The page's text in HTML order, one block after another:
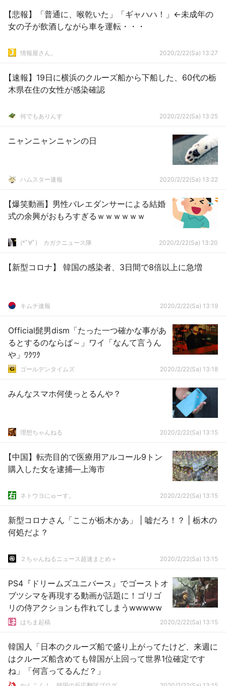
【悲報】「普通に、喉乾いた」「ギャハハ！」←未成年の
女の子が飲酒しながら車を運転・・・
情報屋さん。 2020/2/22(Sa) 13:27
【速報】19日に横浜のクルーズ船から下船した、60代の栃
木県在住の女性が感染確認
何でもありんす 2020/2/22(Sa) 13:25
ニャンニャンニャンの日
ハムスター速報 2020/2/22(Sa) 13:22
【爆笑動画】男性バレエダンサーによる結婚
式の余興がおもろすぎるｗｗｗｗｗｗ
(*ﾟ∀ﾟ)ゞカガクニュース隊 2020/2/22(Sa) 13:20
【新型コロナ】 韓国の感染者、3日間で8倍以上に急増
キムチ速報 2020/2/22(Sa) 13:19
Official髭男dism「たった一つ確かな事があ
るとするのならば～」ワイ「なんて言うん
や」ﾜｸﾜｸ
ゴールデンタイムズ 2020/2/22(Sa) 13:18
みんなスマホ何使っとるんや？
理想ちゃんねる 2020/2/22(Sa) 13:15
【中国】転売目的で医療用アルコール9トン
購入した女を逮捕―上海市
ネトウヨにゅーす。 2020/2/22(Sa) 13:15
新型コロナさん「ここが栃木かあ」 | 嘘だろ！？ | 栃木の
何処だよ？
２ちゃんねるニュース超速まとめ＋ 2020/2/22(Sa) 13:15
PS4『ドリームズユニバース』でゴーストオ
ブツシマを再現する動画が話題に！ゴリゴ
リの侍アクションも作れてしまうwwwww
はちま起稿 2020/2/22(Sa) 13:15
韓国人「日本のクルーズ船で盛り上がってたけど、来週に
はクルーズ船含めても韓国が上回って世界1位確定です
ね」「何言ってるんだ？」